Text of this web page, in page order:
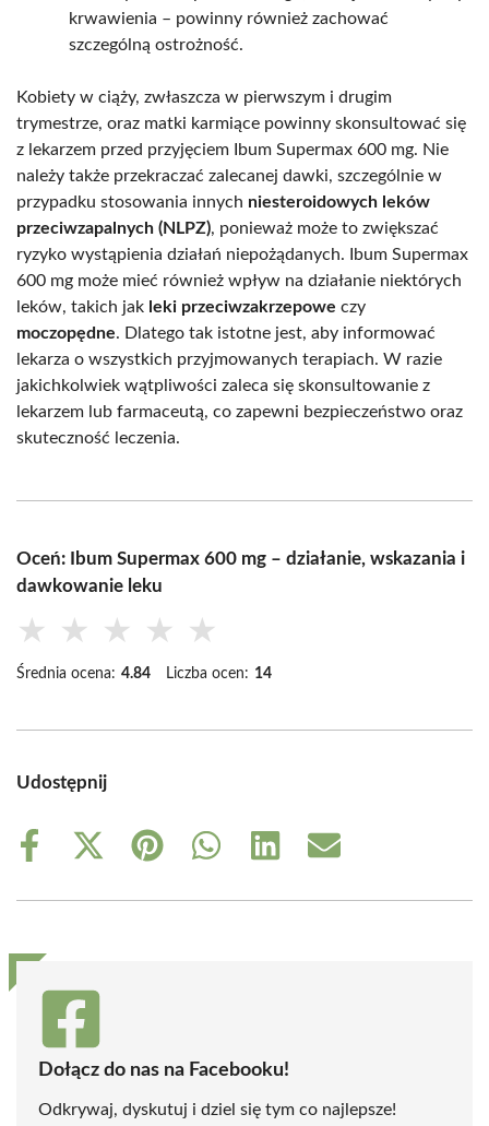
krwawienia – powinny również zachować
szczególną ostrożność.
Kobiety w ciąży, zwłaszcza w pierwszym i drugim
trymestrze, oraz matki karmiące powinny skonsultować się
z lekarzem przed przyjęciem Ibum Supermax 600 mg. Nie
należy także przekraczać zalecanej dawki, szczególnie w
przypadku stosowania innych niesteroidowych leków
przeciwzapalnych (NLPZ), ponieważ może to zwiększać
ryzyko wystąpienia działań niepożądanych. Ibum Supermax
600 mg może mieć również wpływ na działanie niektórych
leków, takich jak leki przeciwzakrzepowe czy
moczopędne. Dlatego tak istotne jest, aby informować
lekarza o wszystkich przyjmowanych terapiach. W razie
jakichkolwiek wątpliwości zaleca się skonsultowanie z
lekarzem lub farmaceutą, co zapewni bezpieczeństwo oraz
skuteczność leczenia.
Oceń: Ibum Supermax 600 mg – działanie, wskazania i
dawkowanie leku
★ ★ ★ ★ ★
Średnia ocena: 4.84 Liczba ocen: 14
Udostępnij
Share
Share
(Twitter)
Share
Share
Share
Share
Dołącz do nas na Facebooku!
Odkrywaj, dyskutuj i dziel się tym co najlepsze!